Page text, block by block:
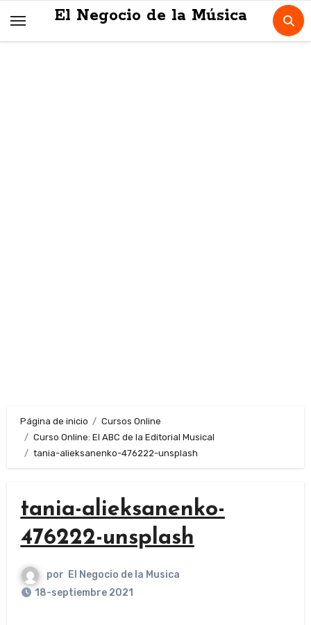
El Negocio de la Música
Página de inicio
Cursos Online
Curso Online: El ABC de la Editorial Musical
tania-alieksanenko-476222-unsplash
tania-alieksanenko-
476222-unsplash
por El Negocio de la Musica
18-septiembre 2021